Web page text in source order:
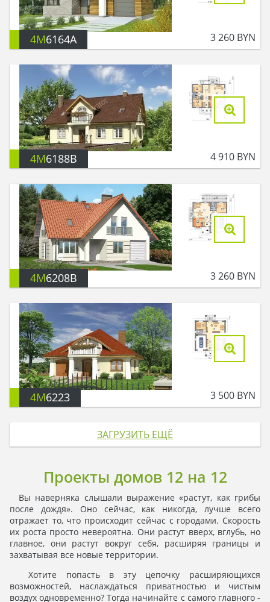
4M6164A 3 260 BYN
4M6188B 4 910 BYN
4M6208B 3 260 BYN
4M6223 3 500 BYN
ЗАГРУЗИТЬ ЕЩЁ
Проекты домов 12 на 12
Вы наверняка слышали выражение «растут, как грибы
после дождя». Оно сейчас, как никогда, лучше всего
отражает то, что происходит сейчас с городами. Скорость
их роста просто невероятна. Они растут вверх, вглубь, но
главное, они растут вокруг себя, расширяя границы и
захватывая все новые территории.
Хотите попасть в эту цепочку расширяющихся
возможностей, наслаждаться приватностью и чистым
воздух одновременно? Тогда начинайте с самого главного -